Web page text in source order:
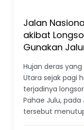
Jalan
akibat
Gunakan
Hujan deras
Utara sejak pagi
terjadinya
Pahae Julu,
tersebut